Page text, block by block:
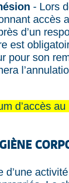
- Lors
accès
d’un
est
pour son
d’accès
d’une